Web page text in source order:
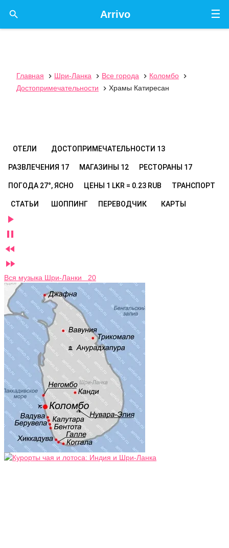
☰
Arrivo

Главная  Шри-Ланка  Все города  Коломбо

Достопримечательности
 Храмы Катиресан
ОТЕЛИ ДОСТОПРИМЕЧАТЕЛЬНОСТИ 13
РАЗВЛЕЧЕНИЯ 17 МАГАЗИНЫ 12 РЕСТОРАНЫ 17
ПОГОДА 27°, ЯСНО ЦЕНЫ 1 LKR = 0.23 RUB ТРАНСПОРТ
СТАТЬИ ШОППИНГ ПЕРЕВОДЧИК КАРТЫ




Вся музыка Шри-Ланки 20